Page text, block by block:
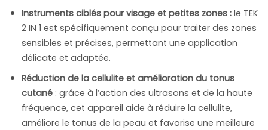
Instruments ciblés pour visage et petites zones :le TEK
2 IN 1 est spécifiquement conçu pour traiter des zones
sensibles et précises, permettant une application
délicate et adaptée.
Réduction de la cellulite et amélioration du tonus
cutané: grâce à l’action des ultrasons et de la haute
fréquence, cet appareil aide à réduire la cellulite,
améliore le tonus de la peau et favorise une meilleure